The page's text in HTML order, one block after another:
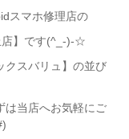
スマホ修理店の
店】です(^_-)-☆
クスバリュ】の並び
は当店へお気軽にご